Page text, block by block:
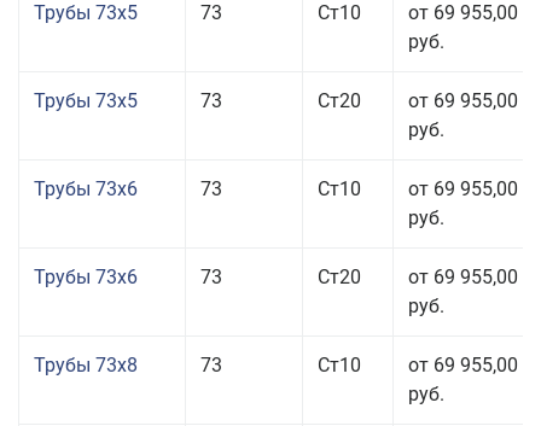
Трубы 73x5 73 Ст10
от 69 955,00
руб.
Трубы 73x5 73 Ст20
от 69 955,00
руб.
Трубы 73x6 73 Ст10
от 69 955,00
руб.
Трубы 73x6 73 Ст20
от 69 955,00
руб.
Трубы 73x8 73 Ст10
от 69 955,00
руб.